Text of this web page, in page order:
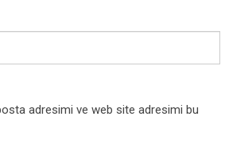
adresimi ve web site adresimi bu